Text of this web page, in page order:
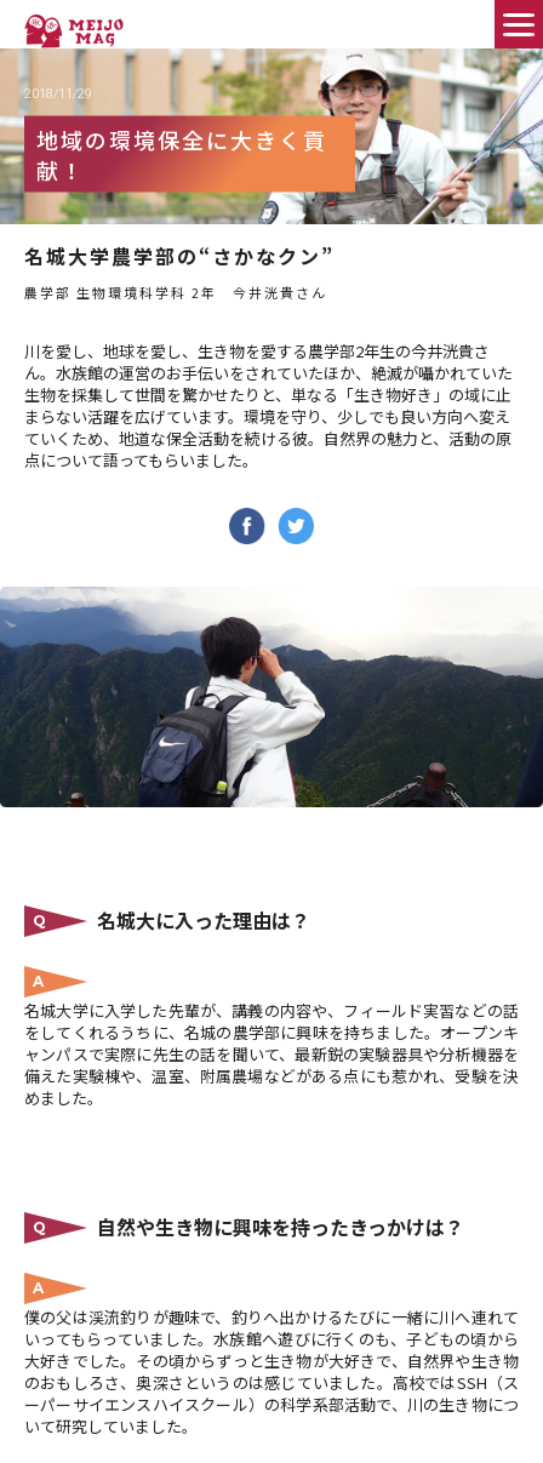
FEATURE PEOPLE
Good Fellows
MEIJO DIAMOND
HELLO WORLD!
名城大のススメ！
学びのコミュニティ
2018/11/29
地域の環境保全に大きく貢
献！
名城大学農学部の“さかなクン”
農学部 生物環境科学科 2年 今井洸貴さん
川を愛し、地球を愛し、生き物を愛する農学部2年生の今井洸貴さ
ん。水族館の運営のお手伝いをされていたほか、絶滅が囁かれていた
生物を採集して世間を驚かせたりと、単なる「生き物好き」の域に止
まらない活躍を広げています。環境を守り、少しでも良い方向へ変え
ていくため、地道な保全活動を続ける彼。自然界の魅力と、活動の原
点について語ってもらいました。
Q 名城大に入った理由は？
A
名城大学に入学した先輩が、講義の内容や、フィールド実習などの話
をしてくれるうちに、名城の農学部に興味を持ちました。オープンキ
ャンパスで実際に先生の話を聞いて、最新鋭の実験器具や分析機器を
備えた実験棟や、温室、附属農場などがある点にも惹かれ、受験を決
めました。
Q 自然や生き物に興味を持ったきっかけは？
A
僕の父は渓流釣りが趣味で、釣りへ出かけるたびに一緒に川へ連れて
いってもらっていました。水族館へ遊びに行くのも、子どもの頃から
大好きでした。その頃からずっと生き物が大好きで、自然界や生き物
のおもしろさ、奥深さというのは感じていました。高校ではSSH（ス
ーパーサイエンスハイスクール）の科学系部活動で、川の生き物につ
いて研究していました。